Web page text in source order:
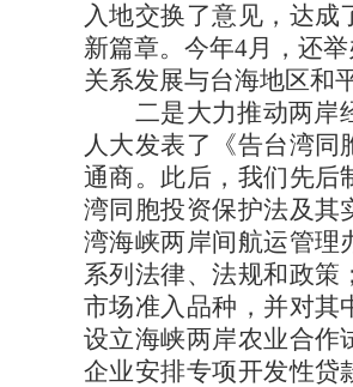
入地交换了意见，达
新篇章。今年4月，还
关系发展与台海地区和
二是大力推动两岸经
人大发表了《告台湾
通商。此后，我们先后
湾同胞投资保护法及其
湾海峡两岸间航运管理
系列法律、法规和政策
市场准入品种，并对其
设立海峡两岸农业合作
企业安排专项开发性贷